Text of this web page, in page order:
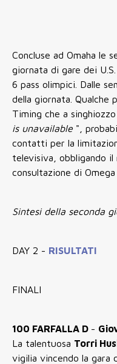
Concluse ad Omaha le
giornata di gare dei
6 pass olimpici. Dalle
della giornata. Qualche
Timing che a
is unavailable ",
contatti per la
televisiva, obbligando il
consultazione di
Sintesi della seconda
DAY 2 - RISULTATI
FINALI
100 FARFALLA D -
La talentuosa Torri
vigilia vincendo la gara